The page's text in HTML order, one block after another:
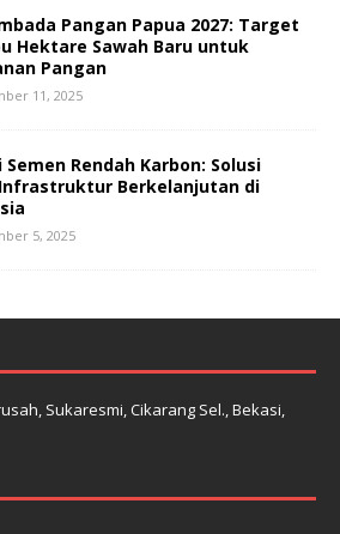
Pangan Papua 2027: Target
Hektare Sawah Baru untuk
Pangan
11, 2025
Semen Rendah Karbon: Solusi
Berkelanjutan di
5, 2025
Sukaresmi, Cikarang Sel., Bekasi,